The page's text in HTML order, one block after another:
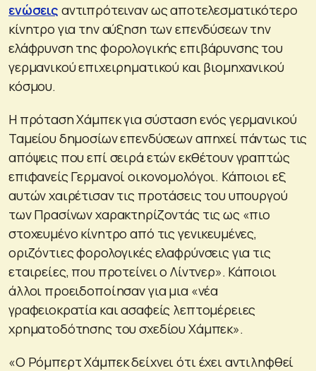
ενώσεις αντιπρότειναν ως αποτελεσματικότερο
κίνητρο για την αύξηση των επενδύσεων την
ελάφρυνση της φορολογικής επιβάρυνσης του
γερμανικού επιχειρηματικού και βιομηχανικού
κόσμου.
Η πρόταση Χάμπεκ για σύσταση ενός γερμανικού
Ταμείου δημοσίων επενδύσεων απηχεί πάντως τις
απόψεις που επί σειρά ετών εκθέτουν γραπτώς
επιφανείς Γερμανοί οικονομολόγοι. Κάποιοι εξ
αυτών χαιρέτισαν τις προτάσεις του υπουργού
των Πρασίνων χαρακτηρίζοντάς τις ως «πιο
στοχευμένο κίνητρο από τις γενικευμένες,
οριζόντιες φορολογικές ελαφρύνσεις για τις
εταιρείες, που προτείνει ο Λίντνερ». Κάποιοι
άλλοι προειδοποίησαν για μια «νέα
γραφειοκρατία και ασαφείς λεπτομέρειες
χρηματοδότησης του σχεδίου Χάμπεκ».
«Ο Ρόμπερτ Χάμπεκ δείχνει ότι έχει αντιληφθεί